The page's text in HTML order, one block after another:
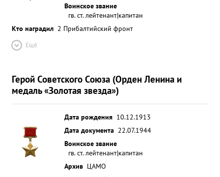
Воинское звание
гв. ст. лейтенант|капитан
Кто наградил 2 Прибалтийский фронт
Ещё
Герой Советского Союза (Орден Ленина и
медаль «Золотая звезда»)
Дата рождения 10.12.1913
Дата документа 22.07.1944
Воинское звание
гв. ст. лейтенант|капитан
Архив ЦАМО